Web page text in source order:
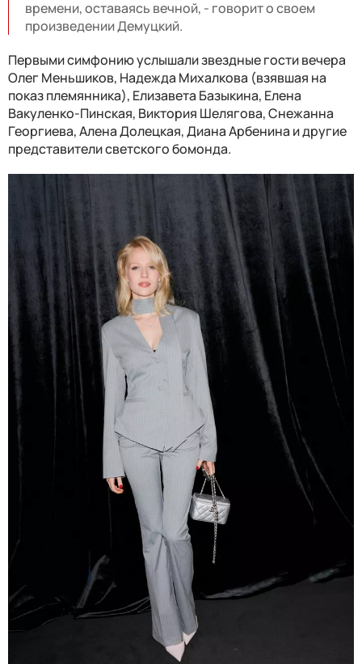
времени, оставаясь вечной, - говорит о своем
произведении Демуцкий.
Первыми симфонию услышали звездные гости вечера
Олег Меньшиков, Надежда Михалкова (взявшая на
показ племянника), Елизавета Базыкина, Елена
Вакуленко-Пинская, Виктория Шелягова, Снежанна
Георгиева, Алена Долецкая, Диана Арбенина и другие
представители светского бомонда.